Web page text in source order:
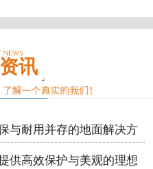
讯
与耐用并存的地面解决方
供高效保护与美观的理想